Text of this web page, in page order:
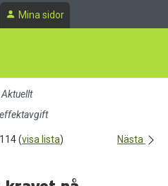
Mina sidor
Aktuellt
(visa lista) Nästa